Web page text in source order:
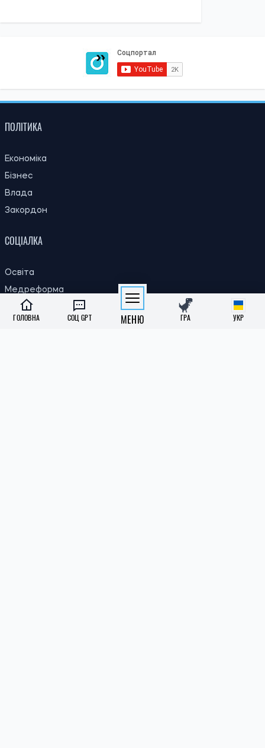
ПОЛІТИКА
Економіка
Бізнес
Влада
Закордон
СОЦІАЛКА
Освіта
Медреформа
Субсидії
ГОЛОВНА СОЦ GPT МЕНЮ ГРА УКР